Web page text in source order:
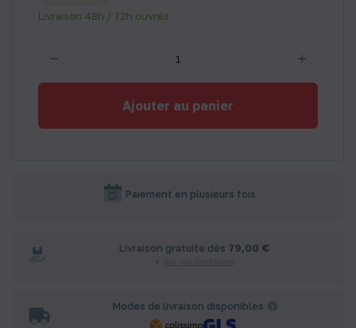
Livraison 48h / 72h ouvrés
Ajouter au panier
Paiement en plusieurs fois
Livraison gratuite dès 79,00 €
Modes de livraison disponibles